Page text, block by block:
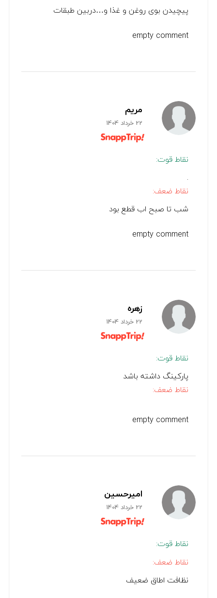
پیچیدن بوی روغن و غذا و…دربین طبقات
empty comment
مریم
22 خرداد 1404
نقاط قوت:
.
نقاط ضعف:
شب تا صبح اب قطع بود
empty comment
زهره
22 خرداد 1404
نقاط قوت:
پارکینگ داشته باشد
نقاط ضعف:
empty comment
امیرحسین
22 خرداد 1404
نقاط قوت:
نقاط ضعف:
نظافت اطاق ضعیف